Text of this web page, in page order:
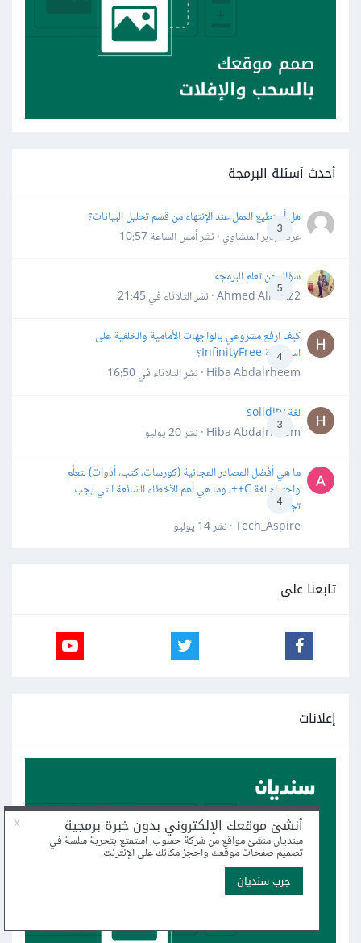
أحدث أسئلة البرمجة
3
هل أستطيع العمل عند الإنتهاء من قسم تحليل البيانات؟
عرفه جابر المنشاوي · نشرأمس الساعة 10:57
5
سؤال عن تعلم البرمجه
Ahmed Alhafiz2 · نشر
الثلاثاء في 21:45
4
كيف ارفع مشروعي بالواجهات الأمامية والخلفية على
استضافة InfinityFree؟
Hiba Abdalrheem · نشر
الثلاثاء في 16:50
3
لغة solidity
Hiba Abdalrheem · نشر
20 يوليو
4
ما هي أفضل المصادر المجانية (كورسات، كتب، أدوات) لتعلّم
واحترام لغة C++، وما هي أهم الأخطاء الشائعة التي يجب
تجنبها؟
Tech_Aspire · نشر
14 يوليو
تابعنا على
إعلانات